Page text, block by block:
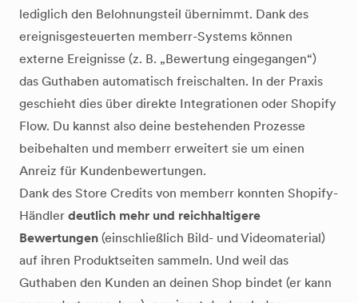
lediglich den Belohnungsteil übernimmt. Dank des
ereignisgesteuerten memberr-Systems können
externe Ereignisse (z. B. „Bewertung eingegangen“)
das Guthaben automatisch freischalten. In der Praxis
geschieht dies über direkte Integrationen oder Shopify
Flow. Du kannst also deine bestehenden Prozesse
beibehalten und memberr erweitert sie um einen
Anreiz für Kundenbewertungen.
Dank des Store Credits von memberr konnten Shopify-
Händler deutlich mehr und reichhaltigere
Bewertungen (einschließlich Bild- und Videomaterial)
auf ihren Produktseiten sammeln. Und weil das
Guthaben den Kunden an deinen Shop bindet (er kann